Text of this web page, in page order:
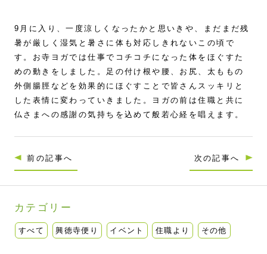
9月に入り、一度涼しくなったかと思いきや、まだまだ残
暑が厳しく湿気と暑さに体も対応しきれないこの頃で
す。お寺ヨガでは仕事でコチコチになった体をほぐすた
めの動きをしました。足の付け根や腰、お尻、太ももの
外側腸脛などを効果的にほぐすことで皆さんスッキリと
した表情に変わっていきました。ヨガの前は住職と共に
仏さまへの感謝の気持ちを込めて般若心経を唱えます。
前の記事へ 次の記事へ
カテゴリー
すべて 興徳寺便り イベント 住職より その他